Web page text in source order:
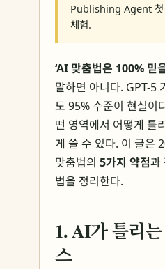
Publishing Agent 첫
체험.
‘AI 맞춤법은 100% 믿
말하면 아니다. GPT-5
도 95% 수준이 현실이
떤 영역에서 어떻게 틀
게 쓸 수 있다. 이 글은
맞춤법의 5가지 약점과
법을 정리한다.
1. AI가 틀리
스